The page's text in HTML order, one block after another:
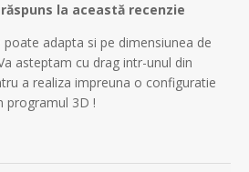
la această recenzie
poate adapta si pe dimensiunea de
asteptam cu drag intr-unul din
a realiza impreuna o configuratie
programul 3D !